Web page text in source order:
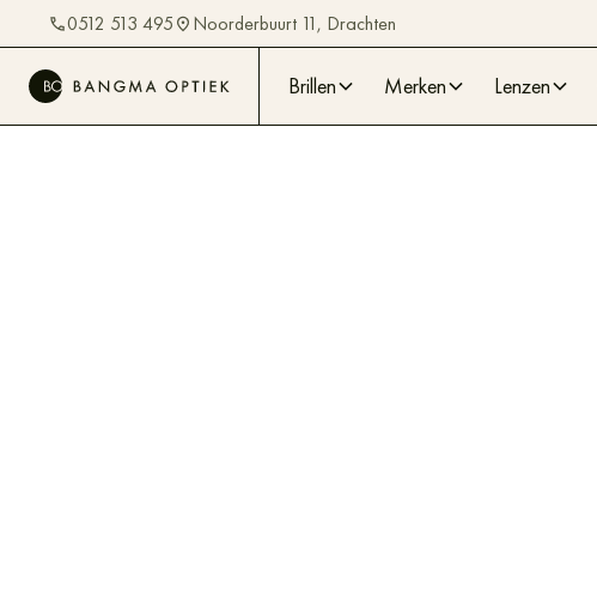
0512 513 495 Noorderbuurt 11, Drachten
Brillen Merken Lenzen